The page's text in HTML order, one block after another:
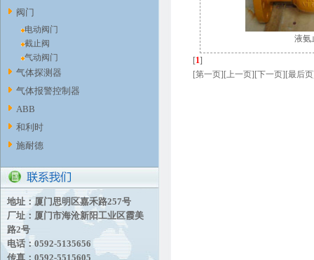
阀门
电动阀门
截止阀
气动阀门
气体探测器
气体报警控制器
ABB
和利时
施耐德
地址：厦门思明区嘉禾路257号
厂址：厦门市海沧新阳工业区霞美
路2号
电话：0592-5135656
传真：0592-5515605
液氨
[1]
[第一页][上一页][下一页][最后